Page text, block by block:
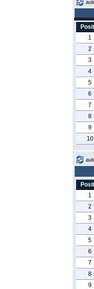
1
2
3
4
5
6
7
8
9
10
1
2
3
4
5
6
7
8
9